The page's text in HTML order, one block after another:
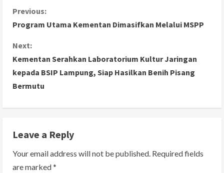
C
n
t
u
e
Previous:
Program Utama Kementan Dimasifkan Melalui MSPP
Next:
Kementan Serahkan Laboratorium Kultur Jaringan
kepada BSIP Lampung, Siap Hasilkan Benih Pisang
Bermutu
Leave a Reply
Your email address will not be published. Required fields
are marked*